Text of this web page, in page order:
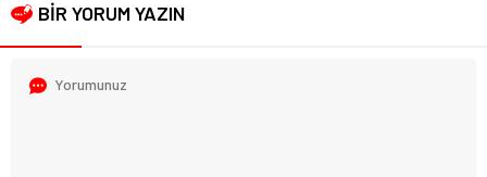
BİR YORUM YAZIN